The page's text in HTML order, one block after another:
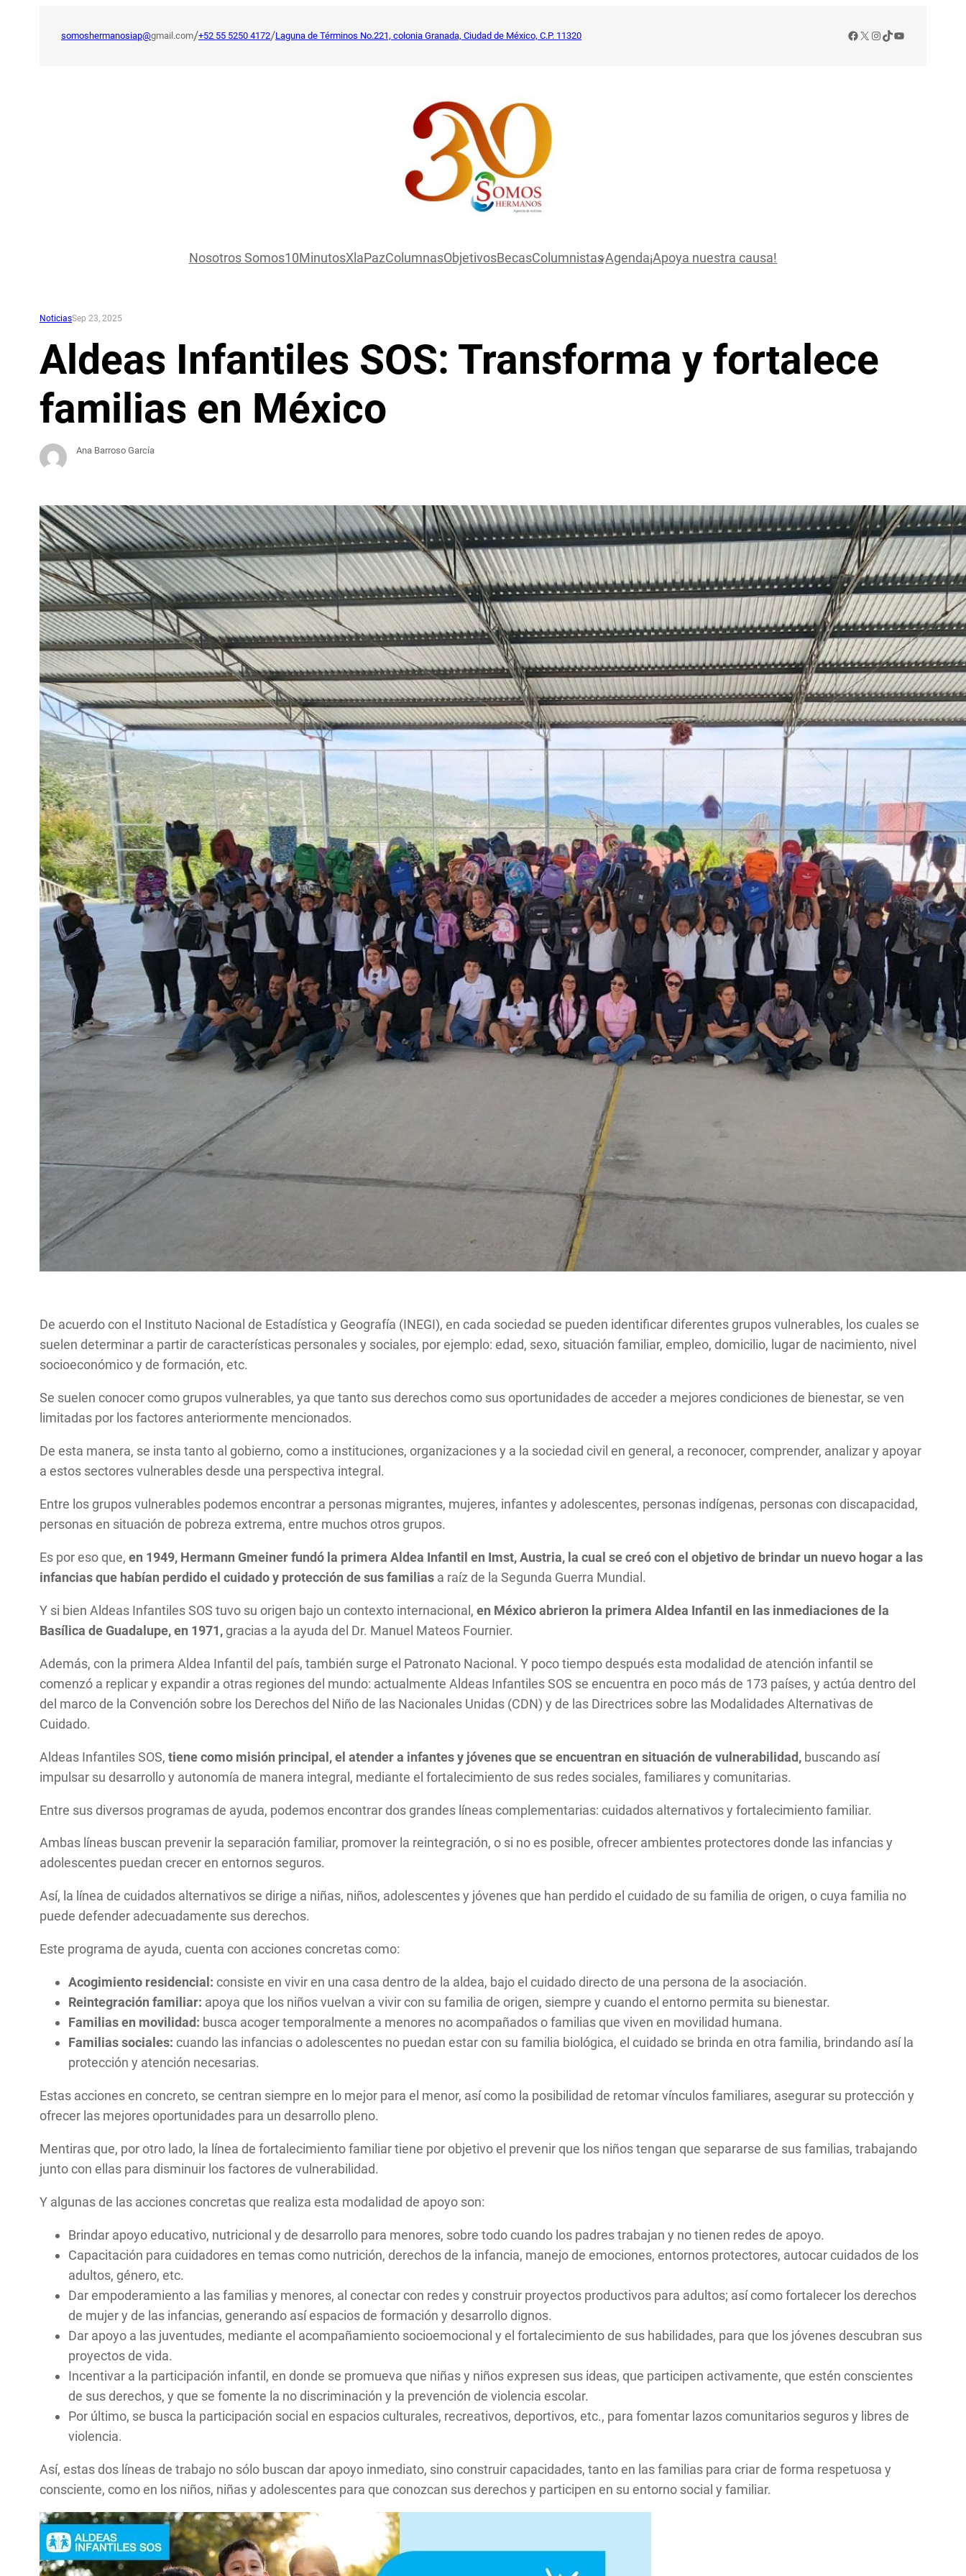
somoshermanosiap@gmail.com/+52 55 5250 4172/Laguna de Términos No.221, colonia Granada, Ciudad de México, C.P. 11320 Facebook
X Instagram
TikTok
YouTube
Nosotros Somos10MinutosXlaPazColumnasObjetivosBecasColumnistasAgenda¡Apoya nuestra causa!
NoticiasSep 23, 2025
Aldeas Infantiles SOS: Transforma y fortalece
familias en México
Ana Barroso García
De acuerdo con el Instituto Nacional de Estadística y Geografía (INEGI), en cada sociedad se pueden identificar diferentes grupos vulnerables, los cuales se
suelen determinar a partir de características personales y sociales, por ejemplo: edad, sexo, situación familiar, empleo, domicilio, lugar de nacimiento, nivel
socioeconómico y de formación, etc.
Se suelen conocer como grupos vulnerables, ya que tanto sus derechos como sus oportunidades de acceder a mejores condiciones de bienestar, se ven
limitadas por los factores anteriormente mencionados.
De esta manera, se insta tanto al gobierno, como a instituciones, organizaciones y a la sociedad civil en general, a reconocer, comprender, analizar y apoyar
a estos sectores vulnerables desde una perspectiva integral.
Entre los grupos vulnerables podemos encontrar a personas migrantes, mujeres, infantes y adolescentes, personas indígenas, personas con discapacidad,
personas en situación de pobreza extrema, entre muchos otros grupos.
Es por eso que,en 1949, Hermann Gmeiner fundó la primera Aldea Infantil en Imst, Austria, la cual se creó con el objetivo de brindar un nuevo hogar a las
infancias que habían perdido el cuidado y protección de sus familias a raíz de la Segunda Guerra Mundial.
Y si bien Aldeas Infantiles SOS tuvo su origen bajo un contexto internacional,en México abrieron la primera Aldea Infantil en las inmediaciones de la
Basílica de Guadalupe, en 1971, gracias a la ayuda del Dr. Manuel Mateos Fournier.
Además, con la primera Aldea Infantil del país, también surge el Patronato Nacional. Y poco tiempo después esta modalidad de atención infantil se
comenzó a replicar y expandir a otras regiones del mundo: actualmente Aldeas Infantiles SOS se encuentra en poco más de 173 países, y actúa dentro del
del marco de la Convención sobre los Derechos del Niño de las Nacionales Unidas (CDN) y de las Directrices sobre las Modalidades Alternativas de
Cuidado.
Aldeas Infantiles SOS,tiene como misión principal, el atender a infantes y jóvenes que se encuentran en situación de vulnerabilidad, buscando así
impulsar su desarrollo y autonomía de manera integral, mediante el fortalecimiento de sus redes sociales, familiares y comunitarias.
Entre sus diversos programas de ayuda, podemos encontrar dos grandes líneas complementarias: cuidados alternativos y fortalecimiento familiar.
Ambas líneas buscan prevenir la separación familiar, promover la reintegración, o si no es posible, ofrecer ambientes protectores donde las infancias y
adolescentes puedan crecer en entornos seguros.
Así, la línea de cuidados alternativos se dirige a niñas, niños, adolescentes y jóvenes que han perdido el cuidado de su familia de origen, o cuya familia no
puede defender adecuadamente sus derechos.
Este programa de ayuda, cuenta con acciones concretas como:
Acogimiento residencial:consiste en vivir en una casa dentro de la aldea, bajo el cuidado directo de una persona de la asociación.
Reintegración familiar: apoya que los niños vuelvan a vivir con su familia de origen, siempre y cuando el entorno permita su bienestar.
Familias en movilidad: busca acoger temporalmente a menores no acompañados o familias que viven en movilidad humana.
Familias sociales: cuando las infancias o adolescentes no puedan estar con su familia biológica, el cuidado se brinda en otra familia, brindando así la
protección y atención necesarias.
Estas acciones en concreto, se centran siempre en lo mejor para el menor, así como la posibilidad de retomar vínculos familiares, asegurar su protección y
ofrecer las mejores oportunidades para un desarrollo pleno.
Mentiras que, por otro lado, la línea de fortalecimiento familiar tiene por objetivo el prevenir que los niños tengan que separarse de sus familias, trabajando
junto con ellas para disminuir los factores de vulnerabilidad.
Y algunas de las acciones concretas que realiza esta modalidad de apoyo son:
Brindar apoyo educativo, nutricional y de desarrollo para menores, sobre todo cuando los padres trabajan y no tienen redes de apoyo.
Capacitación para cuidadores en temas como nutrición, derechos de la infancia, manejo de emociones, entornos protectores, autocar cuidados de los
adultos, género, etc.
Dar empoderamiento a las familias y menores, al conectar con redes y construir proyectos productivos para adultos; así como fortalecer los derechos
de mujer y de las infancias, generando así espacios de formación y desarrollo dignos.
Dar apoyo a las juventudes, mediante el acompañamiento socioemocional y el fortalecimiento de sus habilidades, para que los jóvenes descubran sus
proyectos de vida.
Incentivar a la participación infantil, en donde se promueva que niñas y niños expresen sus ideas, que participen activamente, que estén conscientes
de sus derechos, y que se fomente la no discriminación y la prevención de violencia escolar.
Por último, se busca la participación social en espacios culturales, recreativos, deportivos, etc., para fomentar lazos comunitarios seguros y libres de
violencia.
Así, estas dos líneas de trabajo no sólo buscan dar apoyo inmediato, sino construir capacidades, tanto en las familias para criar de forma respetuosa y
consciente, como en los niños, niñas y adolescentes para que conozcan sus derechos y participen en su entorno social y familiar.